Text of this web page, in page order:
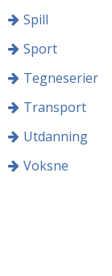
Spill
Sport
Tegneserier
Transport
Utdanning
Voksne